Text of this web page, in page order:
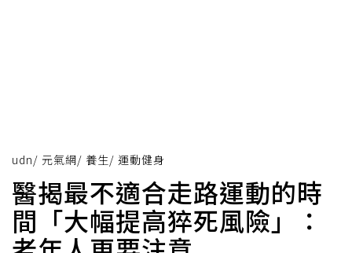
udn/ 元氣網/ 養生/ 運動健身
醫揭最不適合走路運動的時
間「大幅提高猝死風險」：